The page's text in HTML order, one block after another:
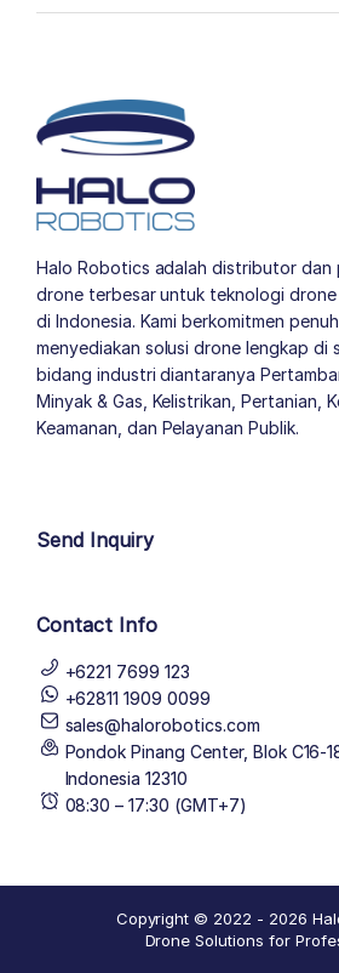
Halo Robotics adalah distributor dan
drone terbesar untuk teknologi
di Indonesia. Kami berkomitmen
menyediakan solusi drone lengkap di
bidang industri diantaranya
Minyak & Gas, Kelistrikan, Pertanian,
Keamanan, dan Pelayanan Publik.
Send Inquiry
Contact Info
+6221 7699 123
+62811 1909 0099
sales@halorobotics.com
Pondok Pinang Center, Blok C16-
Indonesia 12310
08:30 – 17:30 (GMT+7)
Copyright © 2022 - 2026
Drone Solutions for